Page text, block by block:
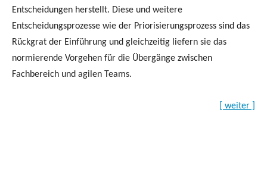
Entscheidungen herstellt. Diese und weitere
Entscheidungsprozesse wie der Priorisierungsprozess sind das
Rückgrat der Einführung und gleichzeitig liefern sie das
normierende Vorgehen für die Übergänge zwischen
Fachbereich und agilen Teams.
[ weiter ]